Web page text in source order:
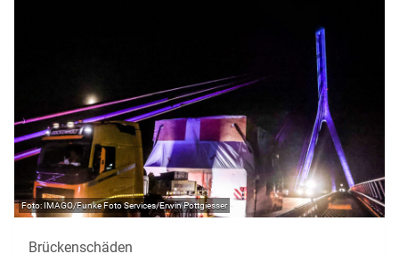
IMAGO/Funke Foto Services/Erwin Pottgiesser
Brückenschäden